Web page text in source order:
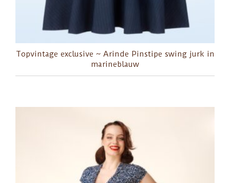
Topvintage exclusive ~ Arinde Pinstipe swing jurk in
marineblauw